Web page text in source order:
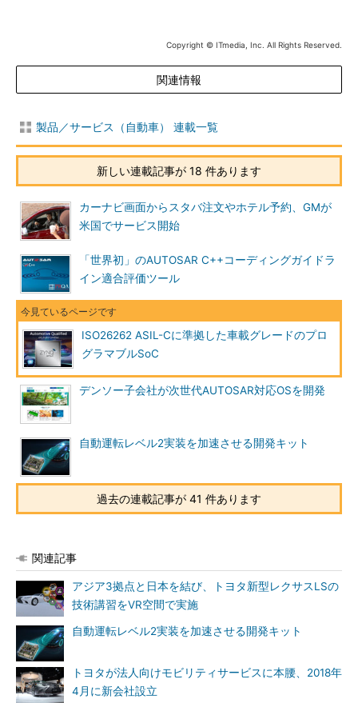
Copyright © ITmedia, Inc. All Rights Reserved.
関連情報
製品／サービス（自動車） 連載一覧
新しい連載記事が 18 件あります
カーナビ画面からスタバ注文やホテル予約、GMが
米国でサービス開始
「世界初」のAUTOSAR C++コーディングガイドラ
イン適合評価ツール
ISO26262 ASIL-Cに準拠した車載グレードのプロ
グラマブルSoC
デンソー子会社が次世代AUTOSAR対応OSを開発
自動運転レベル2実装を加速させる開発キット
過去の連載記事が 41 件あります
関連記事
アジア3拠点と日本を結び、トヨタ新型レクサスLSの
技術講習をVR空間で実施
自動運転レベル2実装を加速させる開発キット
トヨタが法人向けモビリティサービスに本腰、2018年
4月に新会社設立